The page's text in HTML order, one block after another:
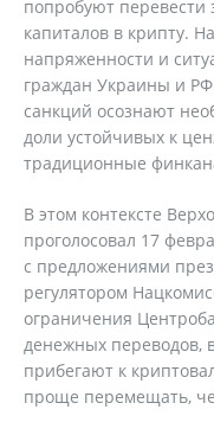
попробуют
капиталов в крипту.
напряженности и
граждан Украины и
санкций осознают
доли устойчивых к
традиционные
В этом контексте
проголосовал 17
с предложениями
регулятором
ограничения
денежных переводов,
прибегают к
проще перемещать,